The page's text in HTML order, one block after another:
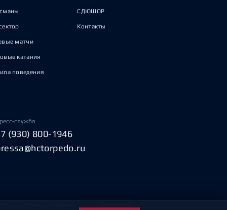
матчи
катания
поведения
СДЮШОР
Контакты
служба
(930) 800-1946